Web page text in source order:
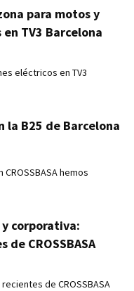
para motos y
TV3 Barcelona
eléctricos en TV3
la B25 de Barcelona
hemos
corporativa:
CROSSBASA
de CROSSBASA